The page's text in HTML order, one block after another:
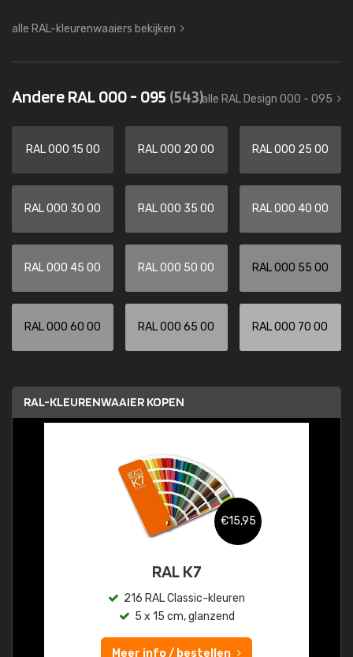
alle RAL-kleurenwaaiers bekijken
Andere RAL 000 - 095 (543)alle RAL Design 000 - 095
RAL 000 15 00 RAL 000 20 00 RAL 000 25 00
RAL 000 30 00 RAL 000 35 00 RAL 000 40 00
RAL 000 45 00 RAL 000 50 00 RAL 000 55 00
RAL 000 60 00 RAL 000 65 00 RAL 000 70 00
RAL-KLEURENWAAIER KOPEN
€15,95
RAL K7
216 RAL Classic-kleuren
5 x 15 cm, glanzend
Meer info / bestellen